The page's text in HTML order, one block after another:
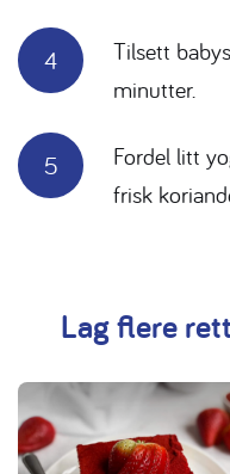
Tilsett
minutter.
Fordel litt
frisk
Lag flere